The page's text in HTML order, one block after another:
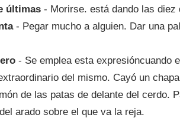
últimas- Morirse. está dando las diez
- Pegar mucho a alguien. Dar una
- Se emplea esta expresióncuando
del mismo. Cayó un
de las patas de delante del cerdo.
arado sobre el que va la reja.